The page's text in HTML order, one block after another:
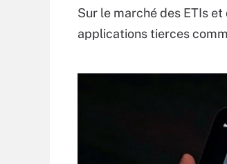
Sur le marché des ETIs
applications tierces